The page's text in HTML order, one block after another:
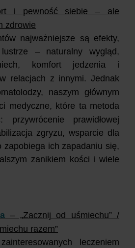
i pewność siebie – ale
zdrowie
najważniejsze są efekty,
– naturalny wygląd,
komfort jedzenia i
relacjach z innymi. Jednak
naszym głównym
medyczne, które ta metoda
przywrócenie prawidłowej
zgryzu, wsparcie dla
zapobiega ich zapadaniu się,
zanikiem kości i wiele
– „Zacznij od uśmiechu” /
razem”
leczeniem